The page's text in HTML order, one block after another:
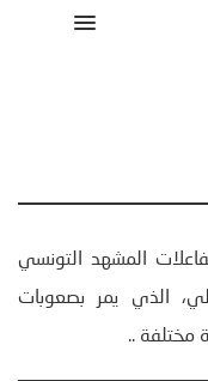
المشهد التونسي
الذي يمر بصعوبات
مختلفة ..